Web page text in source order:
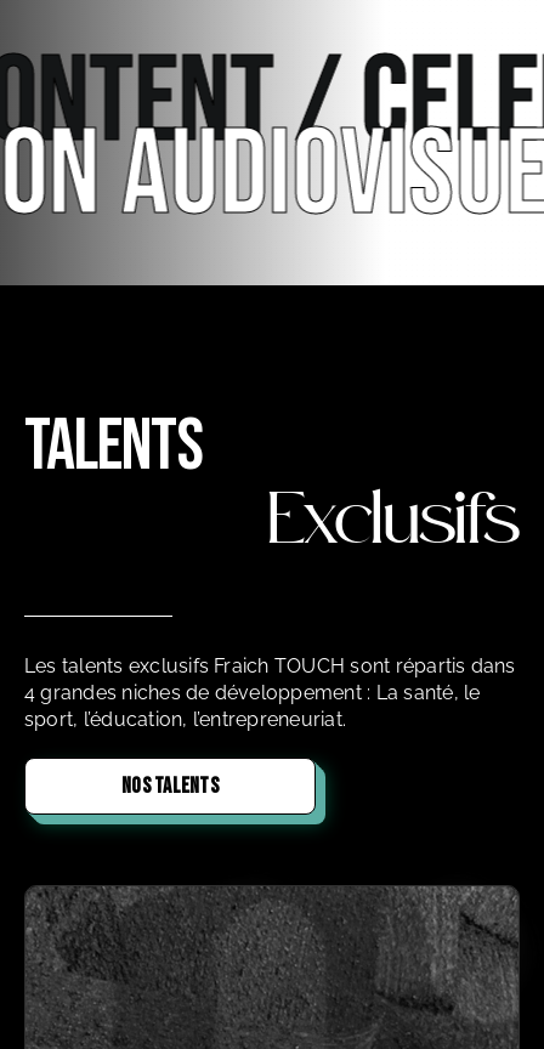
/
TALENTS
Exclusifs
Les talents exclusifs Fraich TOUCH sont répartis dans
4 grandes niches de développement : La santé, le
sport, l’éducation, l’entrepreneuriat.
NOS TALENTS